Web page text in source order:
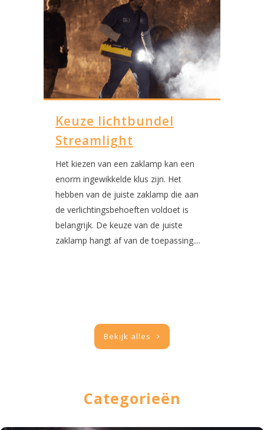
Keuze lichtbundel
Streamlight
Het kiezen van een zaklamp kan een
enorm ingewikkelde klus zijn. Het
hebben van de juiste zaklamp die aan
de verlichtingsbehoeften voldoet is
belangrijk. De keuze van de juiste
zaklamp hangt af van de toepassing....
Bekijk alles
Categorieën